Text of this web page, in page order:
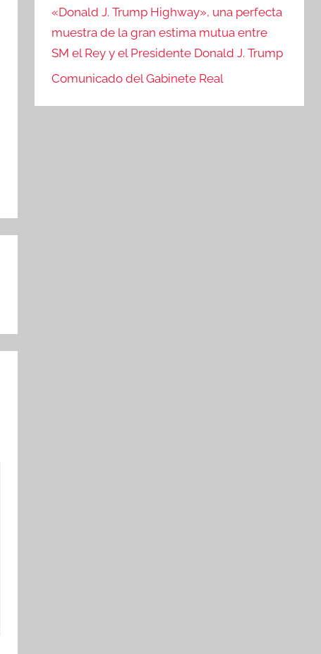
«Donald J. Trump Highway», una perfecta
muestra de la gran estima mutua entre
SM el Rey y el Presidente Donald J. Trump
Comunicado del Gabinete Real